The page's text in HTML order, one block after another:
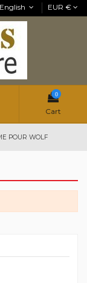
EUR €
0
Cart
POUR WOLF